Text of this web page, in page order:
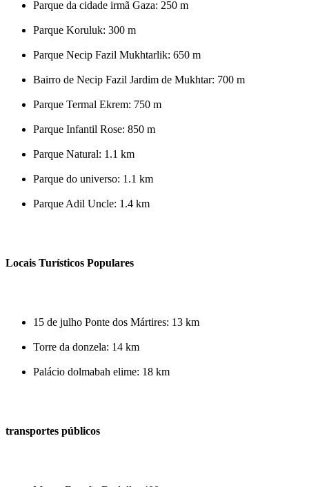
Parque da cidade irmã Gaza: 250 m
Parque Koruluk: 300 m
Parque Necip Fazil Mukhtarlik: 650 m
Bairro de Necip Fazil Jardim de Mukhtar: 700 m
Parque Termal Ekrem: 750 m
Parque Infantil Rose: 850 m
Parque Natural: 1.1 km
Parque do universo: 1.1 km
Parque Adil Uncle: 1.4 km
Locais Turísticos Populares
15 de julho Ponte dos Mártires: 13 km
Torre da donzela: 14 km
Palácio dolmabah elime: 18 km
transportes públicos